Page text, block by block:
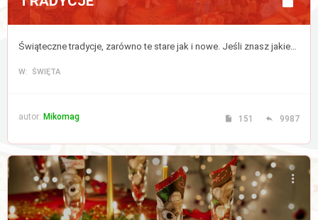
Świąteczne tradycje, zarówno te stare jak i nowe. Jeśli znasz jakieś to podziel się nimi z nami. Nie dajmy tradycjom umrzeć!
W: ŚWIĘTA
autor: Mikomag 151 9987